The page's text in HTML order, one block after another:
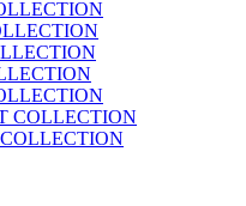
COLLECTION